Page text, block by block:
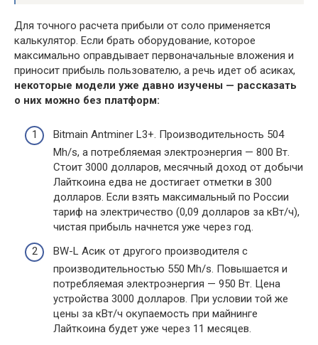
Для точного расчета прибыли от соло применяется
калькулятор. Если брать оборудование, которое
максимально оправдывает первоначальные вложения и
приносит прибыль пользователю, а речь идет об асиках,
некоторые модели уже давно изучены — рассказать
о них можно без платформ:
Bitmain Antminer L3+. Производительность 504
Mh/s, а потребляемая электроэнергия — 800 Вт.
Стоит 3000 долларов, месячный доход от добычи
Лайткоина едва не достигает отметки в 300
долларов. Если взять максимальный по России
тариф на электричество (0,09 долларов за кВт/ч),
чистая прибыль начнется уже через год.
BW-L Асик от другого производителя с
производительностью 550 Mh/s. Повышается и
потребляемая электроэнергия — 950 Вт. Цена
устройства 3000 долларов. При условии той же
цены за кВт/ч окупаемость при майнинге
Лайткоина будет уже через 11 месяцев.